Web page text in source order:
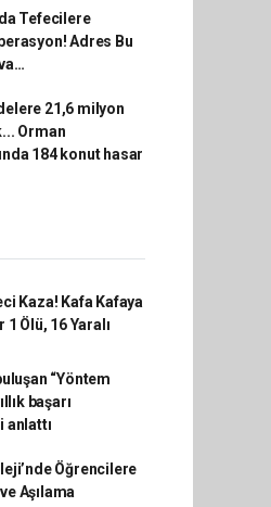
Tefecilere
Adres Bu
21,6 milyon
Orman
184 konut hasar
Kaza! Kafa Kafaya
1 Ölü, 16 Yaralı
“Yöntem
başarı
anlattı
Öğrencilere
Aşılama